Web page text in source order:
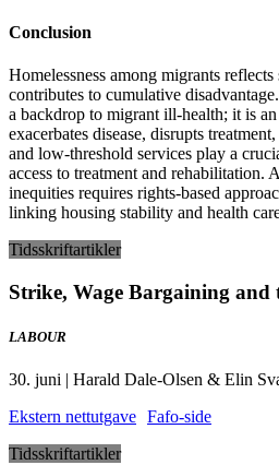
Conclusion
Homelessness among migrants
contributes to cumulative
a backdrop to migrant ill-health; it is
exacerbates disease, disrupts
and low-threshold services play a
access to treatment and rehabilitation.
inequities requires rights-based
linking housing stability and health
Tidsskriftartikler
Strike, Wage Bargaining and
LABOUR
30. juni | Harald Dale-Olsen & Elin
Ekstern nettutgave Fafo-side
Tidsskriftartikler